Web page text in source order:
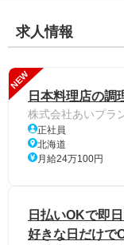
求人情報
NEW
日本料理店の調
株式会社あいプラ
正社員
北海道
月給24万100円
日払いOKで即
好きな日だけで